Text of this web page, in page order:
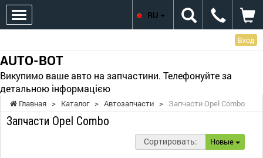
Вход
AUTO-BOT
Викупимо ваше авто на запчастини. Телефонуйте за
детальною інформацією
RU
Главная > Каталог > Автозапчасти > Запчасти Opel Combo
Запчасти Opel Combo
Сортировать: Новые